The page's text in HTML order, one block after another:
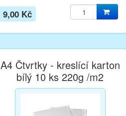
9,00 Kč
A4 Čtvrtky - kreslící karton
bílý 10 ks 220g /m2